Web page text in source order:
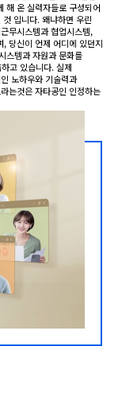
해 온 실력자들로 구성되어
입니다. 왜냐하면 우린
무시스템과 협업시스템,
당신이 언제 어디에 있던지
스템과 자원과 문화를
고 있습니다. 실제
노하우와 기술력과
는것은 자타공인 인정하는